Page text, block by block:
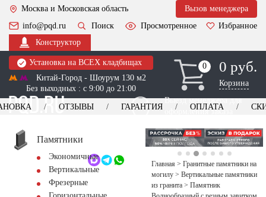
Москва и Московская область
Вызов менеджера
info@pqd.ru
Поиск Просмотренное
Избранное
Конструктор
Установка на ВСЕХ кладбищах
Китай-Город - Шоурум 130 м2
Без выходных : с 9:00 до 21:00
0
0 0 руб.
Корзина
Выезд менеджера для
оформления заказа
+7 (495) 518-44-23
Обратный звонок
ОТЗЫВЫ ГАРАНТИЯ ОПЛАТА
Памятники
Экономичные
Вертикальные
Фрезерные
Главная > Гранитные памятники на
могилу > Вертикальные памятники
из гранита > Памятник